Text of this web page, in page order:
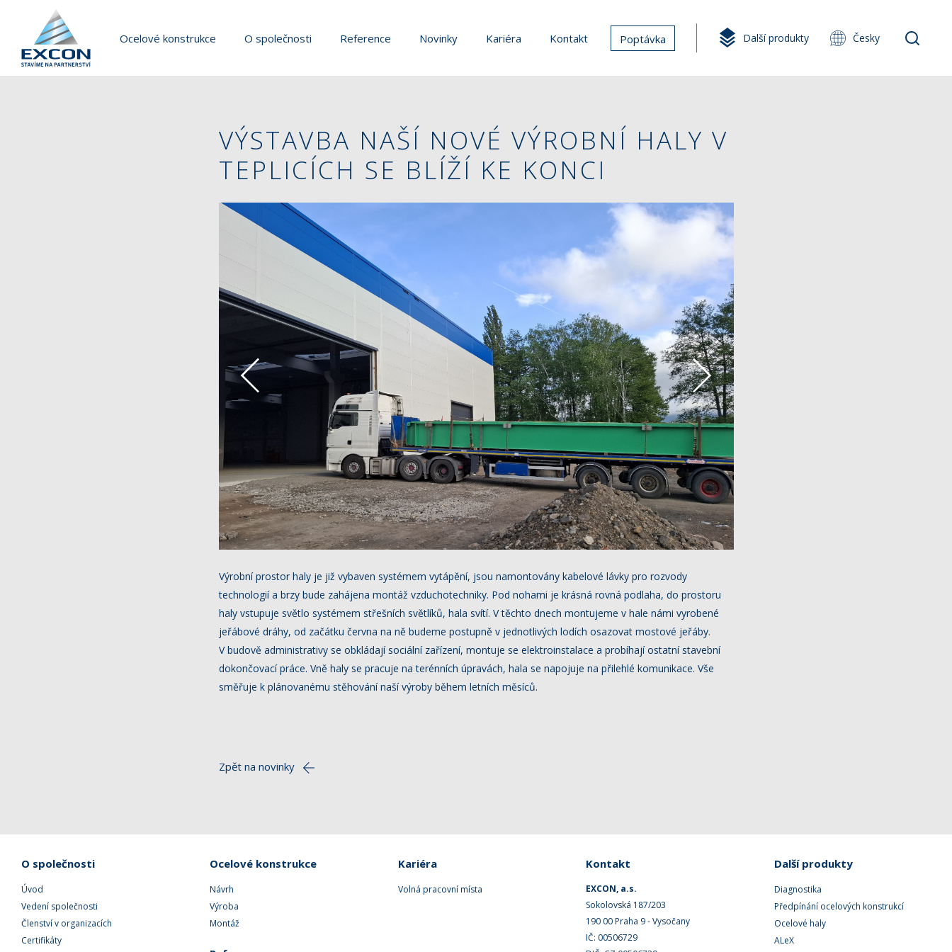
Ocelové konstrukce O společnosti Reference Novinky Kariéra Kontakt Poptávka Další produkty Česky
VÝSTAVBA NAŠÍ NOVÉ VÝROBNÍ HALY V
TEPLICÍCH SE BLÍŽÍ KE KONCI
Výrobní prostor haly je již vybaven systémem vytápění, jsou namontovány kabelové lávky pro rozvody
technologií a brzy bude zahájena montáž vzduchotechniky. Pod nohami je krásná rovná podlaha, do prostoru
haly vstupuje světlo systémem střešních světlíků, hala svítí. V těchto dnech montujeme v hale námi vyrobené
jeřábové dráhy, od začátku června na ně budeme postupně v jednotlivých lodích osazovat mostové jeřáby.
V budově administrativy se obkládají sociální zařízení, montuje se elektroinstalace a probíhají ostatní stavební
dokončovací práce. Vně haly se pracuje na terénních úpravách, hala se napojuje na přilehlé komunikace. Vše
směřuje k plánovanému stěhování naší výroby během letních měsíců.
Zpět na novinky
O společnosti
Úvod
Vedení společnosti
Členství v organizacích
Certifikáty
Ocelové konstrukce
Návrh
Výroba
Montáž
Kariéra
Volná pracovní místa
Kontakt
EXCON, a.s.
Sokolovská 187/203
190 00 Praha 9 - Vysočany
IČ: 00506729
Další produkty
Diagnostika
Předpínání ocelových konstrukcí
Ocelové haly
ALeX